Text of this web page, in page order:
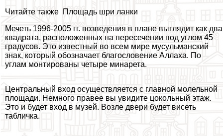
Читайте также Площадь шри ланки
Мечеть 1996-2005 гг. возведения в плане выглядит как два
квадрата, расположенных на пересечении под углом 45
градусов. Это известный во всем мире мусульманский
знак, который обозначает благословение Аллаха. По
углам монтированы четыре минарета.
Центральный вход осуществляется с главной молельной
площади. Немного правее вы увидите цокольный этаж.
Это и будет вход в музей. Возле двери будет висеть
табличка.